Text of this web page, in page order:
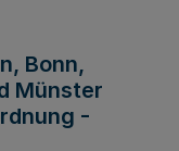
Bonn,
Münster
-